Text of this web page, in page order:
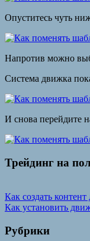
Опуститесь чуть
Напротив можно
Система движка
И снова перейдите
Трейдинг на
Навигация
по
записям
Предыдущая
запись:
Как создать контент
Следующая
Как установить
Рубрики